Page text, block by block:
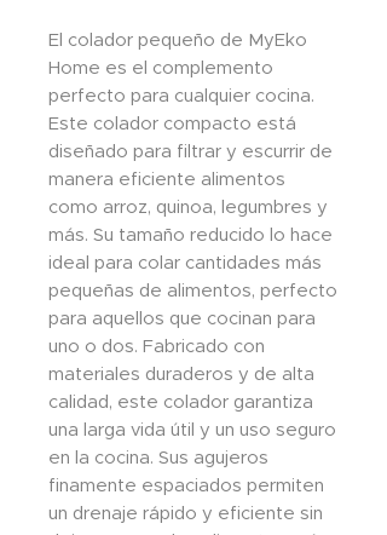
El colador pequeño de MyEko
Home es el complemento
perfecto para cualquier cocina.
Este colador compacto está
diseñado para filtrar y escurrir de
manera eficiente alimentos
como arroz, quinoa, legumbres y
más. Su tamaño reducido lo hace
ideal para colar cantidades más
pequeñas de alimentos, perfecto
para aquellos que cocinan para
uno o dos. Fabricado con
materiales duraderos y de alta
calidad, este colador garantiza
una larga vida útil y un uso seguro
en la cocina. Sus agujeros
finamente espaciados permiten
un drenaje rápido y eficiente sin